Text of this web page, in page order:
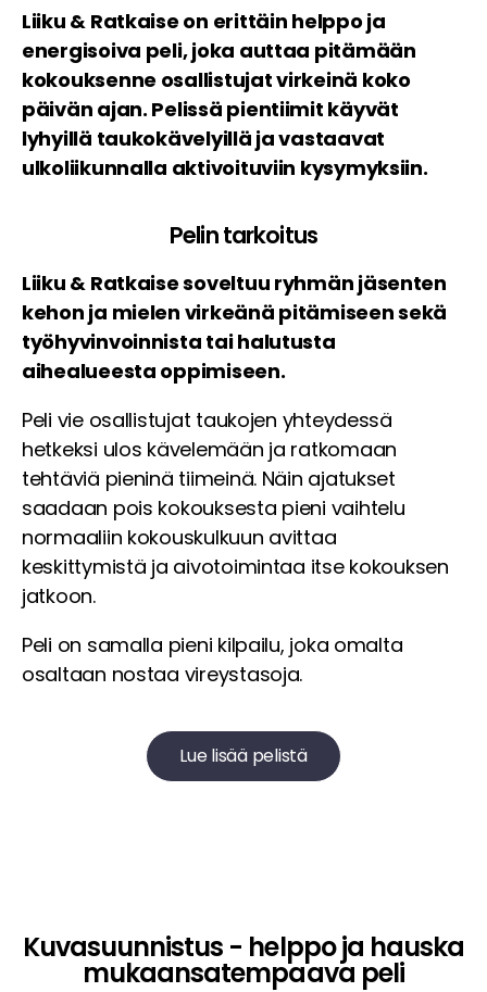
Liiku & Ratkaise on erittäin helppo ja
energisoiva peli, joka auttaa pitämään
kokouksenne osallistujat virkeinä koko
päivän ajan. Pelissä pientiimit käyvät
lyhyillä taukokävelyillä ja vastaavat
ulkoliikunnalla aktivoituviin kysymyksiin.
Pelin tarkoitus
Liiku & Ratkaise soveltuu ryhmän jäsenten
kehon ja mielen virkeänä pitämiseen sekä
työhyvinvoinnista tai halutusta
aihealueesta oppimiseen.
Peli vie osallistujat taukojen yhteydessä
hetkeksi ulos kävelemään ja ratkomaan
tehtäviä pieninä tiimeinä. Näin ajatukset
saadaan pois kokouksesta pieni vaihtelu
normaaliin kokouskulkuun avittaa
keskittymistä ja aivotoimintaa itse kokouksen
jatkoon.
Peli on samalla pieni kilpailu, joka omalta
osaltaan nostaa vireystasoja.
Lue lisää pelistä
Kuvasuunnistus - helppo ja hauska
mukaansatempaava peli